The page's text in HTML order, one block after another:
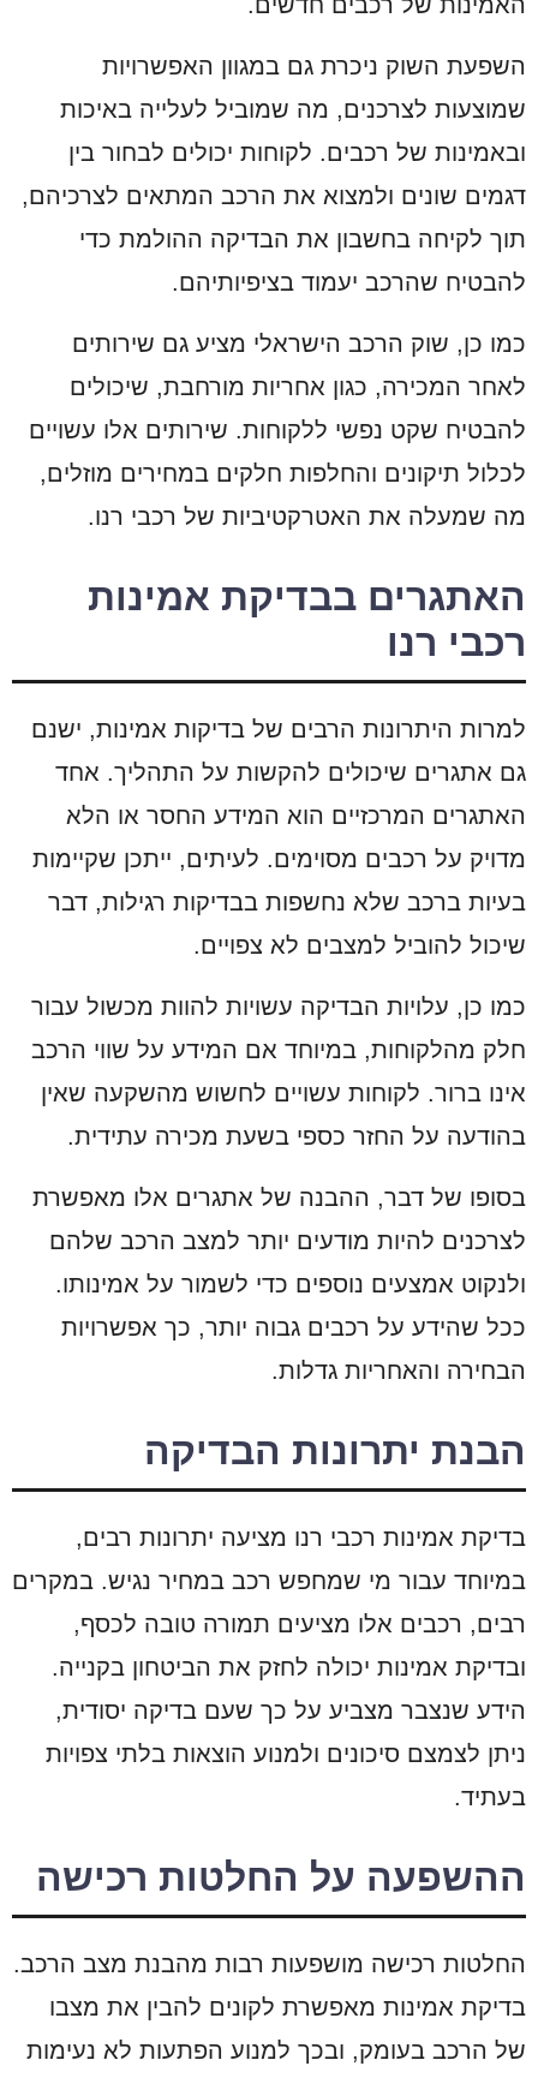
השפעת השוק ניכרת גם במגוון האפשרויות
שמוצעות לצרכנים, מה שמוביל לעלייה באיכות
ובאמינות של רכבים. לקוחות יכולים לבחור בין
דגמים שונים ולמצוא את הרכב המתאים לצרכיהם,
תוך לקיחה בחשבון את הבדיקה ההולמת כדי
להבטיח שהרכב יעמוד בציפיותיהם.
כמו כן, שוק הרכב הישראלי מציע גם שירותים
לאחר המכירה, כגון אחריות מורחבת, שיכולים
להבטיח שקט נפשי ללקוחות. שירותים אלו עשויים
לכלול תיקונים והחלפות חלקים במחירים מוזלים,
מה שמעלה את האטרקטיביות של רכבי רנו.
האתגרים בבדיקת אמינות
רכבי רנו
למרות היתרונות הרבים של בדיקות אמינות, ישנם
גם אתגרים שיכולים להקשות על התהליך. אחד
האתגרים המרכזיים הוא המידע החסר או הלא
מדויק על רכבים מסוימים. לעיתים, ייתכן שקיימות
בעיות ברכב שלא נחשפות בבדיקות רגילות, דבר
שיכול להוביל למצבים לא צפויים.
כמו כן, עלויות הבדיקה עשויות להוות מכשול עבור
חלק מהלקוחות, במיוחד אם המידע על שווי הרכב
אינו ברור. לקוחות עשויים לחשוש מהשקעה שאין
בהודעה על החזר כספי בשעת מכירה עתידית.
בסופו של דבר, ההבנה של אתגרים אלו מאפשרת
לצרכנים להיות מודעים יותר למצב הרכב שלהם
ולנקוט אמצעים נוספים כדי לשמור על אמינותו.
ככל שהידע על רכבים גבוה יותר, כך אפשרויות
הבחירה והאחריות גדלות.
הבנת יתרונות הבדיקה
בדיקת אמינות רכבי רנו מציעה יתרונות רבים,
במיוחד עבור מי שמחפש רכב במחיר נגיש. במקרים
רבים, רכבים אלו מציעים תמורה טובה לכסף,
ובדיקת אמינות יכולה לחזק את הביטחון בקנייה.
הידע שנצבר מצביע על כך שעם בדיקה יסודית,
ניתן לצמצם סיכונים ולמנוע הוצאות בלתי צפויות
בעתיד.
ההשפעה על החלטות רכישה
החלטות רכישה מושפעות רבות מהבנת מצב הרכב.
בדיקת אמינות מאפשרת לקונים להבין את מצבו
של הרכב בעומק, ובכך למנוע הפתעות לא נעימות